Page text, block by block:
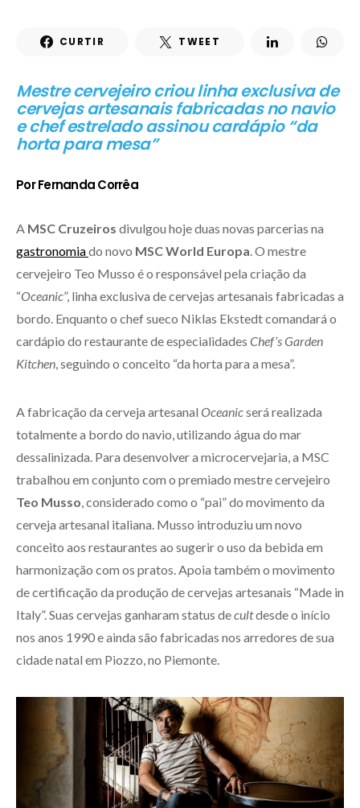
CURTIR TWEET
Mestre cervejeiro criou linha exclusiva de
cervejas artesanais fabricadas no navio
e chef estrelado assinou cardápio “da
horta para mesa”
Por Fernanda Corrêa
A MSC Cruzeiros divulgou hoje duas novas parcerias na
gastronomiado novo MSC World Europa . O mestre
cervejeiro Teo Musso é o responsável pela criação da
“Oceanic”, linha exclusiva de cervejas artesanais fabricadas a
bordo. Enquanto o chef sueco Niklas Ekstedt comandará o
cardápio do restaurante de especialidades Chef’s Garden
Kitchen , seguindo o conceito “da horta para a mesa”.
A fabricação da cerveja artesanal Oceanicserá realizada
totalmente a bordo do navio, utilizando água do mar
dessalinizada. Para desenvolver a microcervejaria, a MSC
trabalhou em conjunto com o premiado mestre cervejeiro
Teo Musso , considerado como o “pai” do movimento da
cerveja artesanal italiana. Musso introduziu um novo
conceito aos restaurantes ao sugerir o uso da bebida em
harmonização com os pratos. Apoia também o movimento
de certificação da produção de cervejas artesanais “Made in
Italy”. Suas cervejas ganharam status decultdesde o início
nos anos 1990 e ainda são fabricadas nos arredores de sua
cidade natal em Piozzo, no Piemonte.